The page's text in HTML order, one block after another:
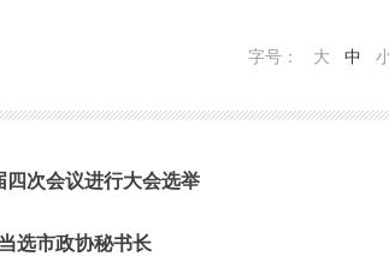
字号： 大 中
四次会议进行大会选举
选市政协秘书长